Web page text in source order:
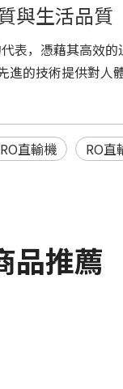
與生活品質
表，憑藉其高效
的技術提供對人
直輸機 RO直
品推薦